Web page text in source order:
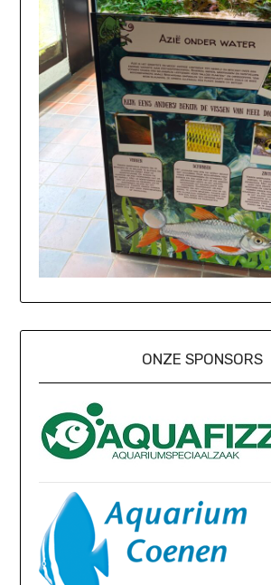
ONZE SPONSORS